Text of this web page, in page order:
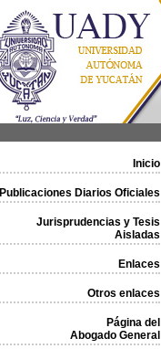
Inicio
Publicaciones Diarios Oficiales
Jurisprudencias y Tesis
Aisladas
Enlaces
Otros enlaces
Página del
Abogado General